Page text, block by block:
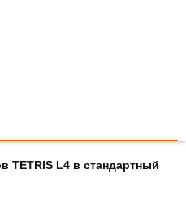
TETRIS L4 в стандартный